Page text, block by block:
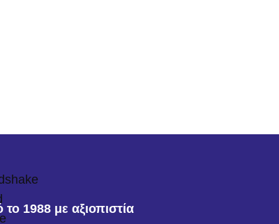
1988 με αξιοπιστία